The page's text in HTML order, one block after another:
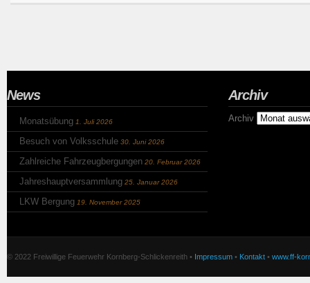
News
Monatsübung 1. Juli 2026
Besuch von Volksschule 30. Juni 2026
Zahlreiche Fahrzeugbergungen 20. Februar 2026
Jahreshauptversammlung 25. Januar 2026
LKW Bergung 19. November 2025
Archiv
Archiv
© 2022 Freiwillige Feuerwehr Kornberg-Schlickenreith • Impressum • Kontakt • www.ff-